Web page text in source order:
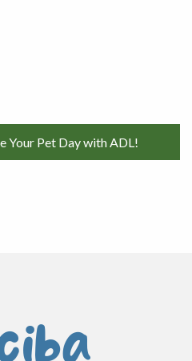
Your Pet Day with ADL!